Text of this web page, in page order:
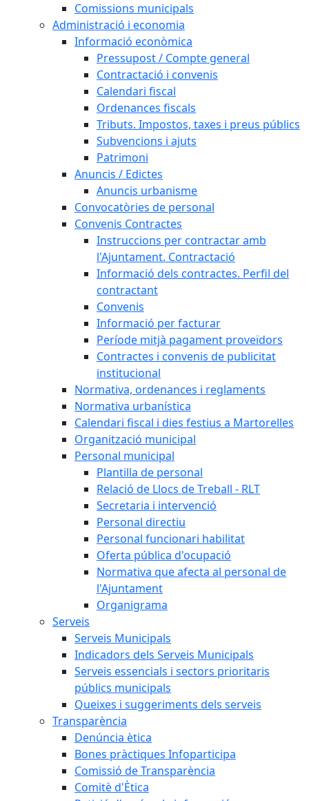
Comissions municipals
Administració i economia
Informació econòmica
Pressupost / Compte general
Contractació i convenis
Calendari fiscal
Ordenances fiscals
Tributs. Impostos, taxes i preus públics
Subvencions i ajuts
Patrimoni
Anuncis / Edictes
Anuncis urbanisme
Convocatòries de personal
Convenis Contractes
Instruccions per contractar amb
l'Ajuntament. Contractació
Informació dels contractes. Perfil del
contractant
Convenis
Informació per facturar
Període mitjà pagament proveïdors
Contractes i convenis de publicitat
institucional
Normativa, ordenances i reglaments
Normativa urbanística
Calendari fiscal i dies festius a Martorelles
Organització municipal
Personal municipal
Plantilla de personal
Relació de Llocs de Treball - RLT
Secretaria i intervenció
Personal directiu
Personal funcionari habilitat
Oferta pública d'ocupació
Normativa que afecta al personal de
l'Ajuntament
Organigrama
Serveis
Serveis Municipals
Indicadors dels Serveis Municipals
Serveis essencials i sectors prioritaris
públics municipals
Queixes i suggeriments dels serveis
Transparència
Denúncia ètica
Bones pràctiques Infoparticipa
Comissió de Transparència
Comitè d'Ètica